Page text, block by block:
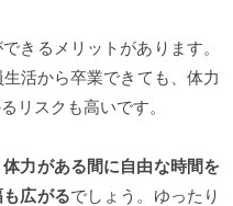
きるメリットがあります。
活から卒業できても、体力
リスクも高いです。
体力がある間に自由な時間を
広がるでしょう。ゆったり